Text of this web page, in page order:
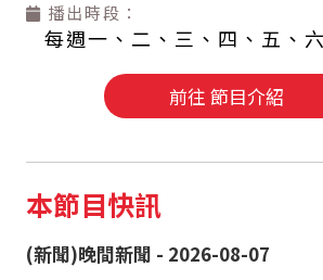
播出時段：
每週一、二、三、四、五、
前往 節目介紹
本節目快訊
(新聞)晚間新聞 - 2026-08-07